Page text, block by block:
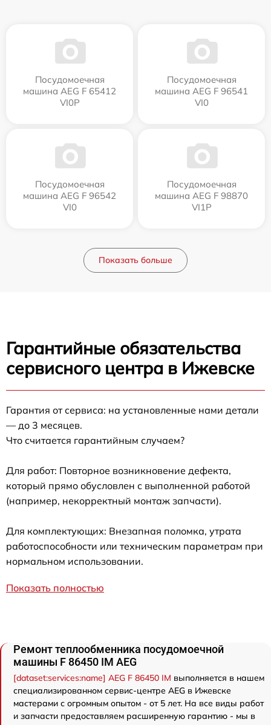
Посудомоечная
машина AEG F 65412
VI0P
Посудомоечная
машина AEG F 96541
VI0
Посудомоечная
машина AEG F 96542
VI0
Посудомоечная
машина AEG F 98870
VI1P
Показать больше
Гарантийные обязательства
сервисного центра в Ижевске
Гарантия от сервиса: на установленные нами детали
— до 3 месяцев.
Что считается гарантийным случаем?
Для работ: Повторное возникновение дефекта,
который прямо обусловлен с выполненной работой
(например, некорректный монтаж запчасти).
Для комплектующих: Внезапная поломка, утрата
работоспособности или техническим параметрам при
нормальном использовании.
Показать полностью
Ремонт теплообменника посудомоечной
машины F 86450 IM AEG
[dataset:services:name] AEG F 86450 IM выполняется в нашем
специализированном сервис-центре AEG в Ижевске
мастерами с огромным опытом - от 5 лет. На все виды работ
и запчасти предоставляем расширенную гарантию - мы в